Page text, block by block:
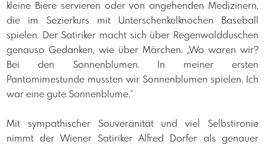
kleine Biere servieren oder von angehenden Medizinern,
die im Sezierkurs mit Unterschenkelknochen Baseball
spielen. Der Satiriker macht sich über Regenwaldduschen
genauso Gedanken, wie über Märchen. „Wo waren wir?
Bei den Sonnenblumen. In meiner ersten
Pantomimestunde mussten wir Sonnenblumen spielen. Ich
war eine gute Sonnenblume.“
Mit sympathischer Souveränität und viel Selbstironie
nimmt der Wiener Satiriker Alfred Dorfer als genauer